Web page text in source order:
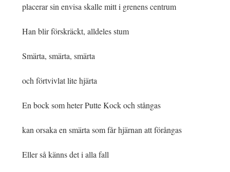
placerar sin envisa skalle mitt i grenens centrum
Han blir förskräckt, alldeles stum
Smärta, smärta, smärta
och förtvivlat lite hjärta
En bock som heter Putte Kock och stångas
kan orsaka en smärta som får hjärnan att förångas
Eller så känns det i alla fall